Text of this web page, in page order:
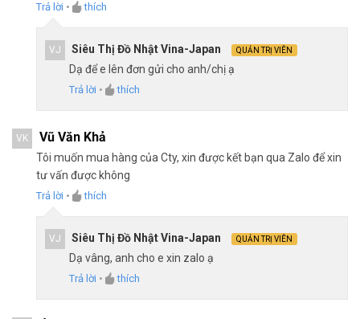
Trả lời • thích
VJ Siêu Thị Đồ Nhật Vina-Japan QUẢN TRỊ VIÊN
Dạ để e lên đơn gửi cho anh/chị ạ
Trả lời • thích
VK Vũ Văn Khả
Tôi muốn mua hàng của Cty, xin được kết bạn qua Zalo để xin
tư vấn được không
Trả lời • thích
VJ Siêu Thị Đồ Nhật Vina-Japan QUẢN TRỊ VIÊN
Dạ vâng, anh cho e xin zalo ạ
Trả lời • thích